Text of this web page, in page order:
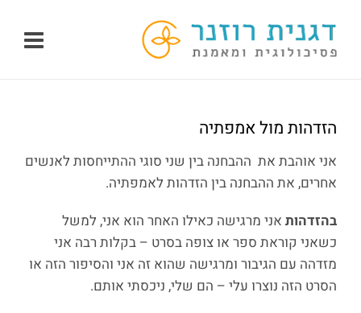
לתוכן
הזדהות מול אמפתיה
אני אוהבת את ההבחנה בין שני סוגי ההתייחסות לאנשים
אחרים, את ההבחנה בין הזדהות לאמפתיה.
בהזדהות אני מרגישה כאילו האחר הוא אני, למשל
כשאני קוראת ספר או צופה בסרט – בקלות רבה אני
מזדהה עם הגיבור ומרגישה שהוא זה אני והסיפור הזה או
הסרט הזה נוצרו עלי – הם שלי, ניכסתי אותם.